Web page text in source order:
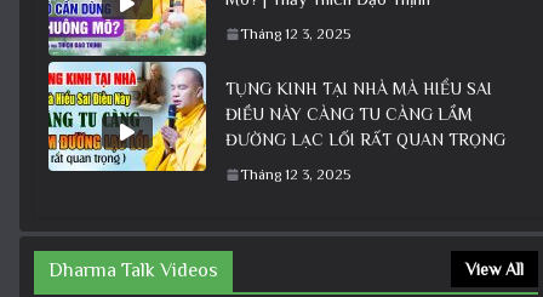
Tháng 12 3, 2025
TỤNG KINH TẠI NHÀ MÀ HIỂU SAI
ĐIỀU NÀY CÀNG TU CÀNG LẦM
ĐƯỜNG LẠC LỐI RẤT QUAN TRỌNG
Tháng 12 3, 2025
Dharma Talk Videos View All